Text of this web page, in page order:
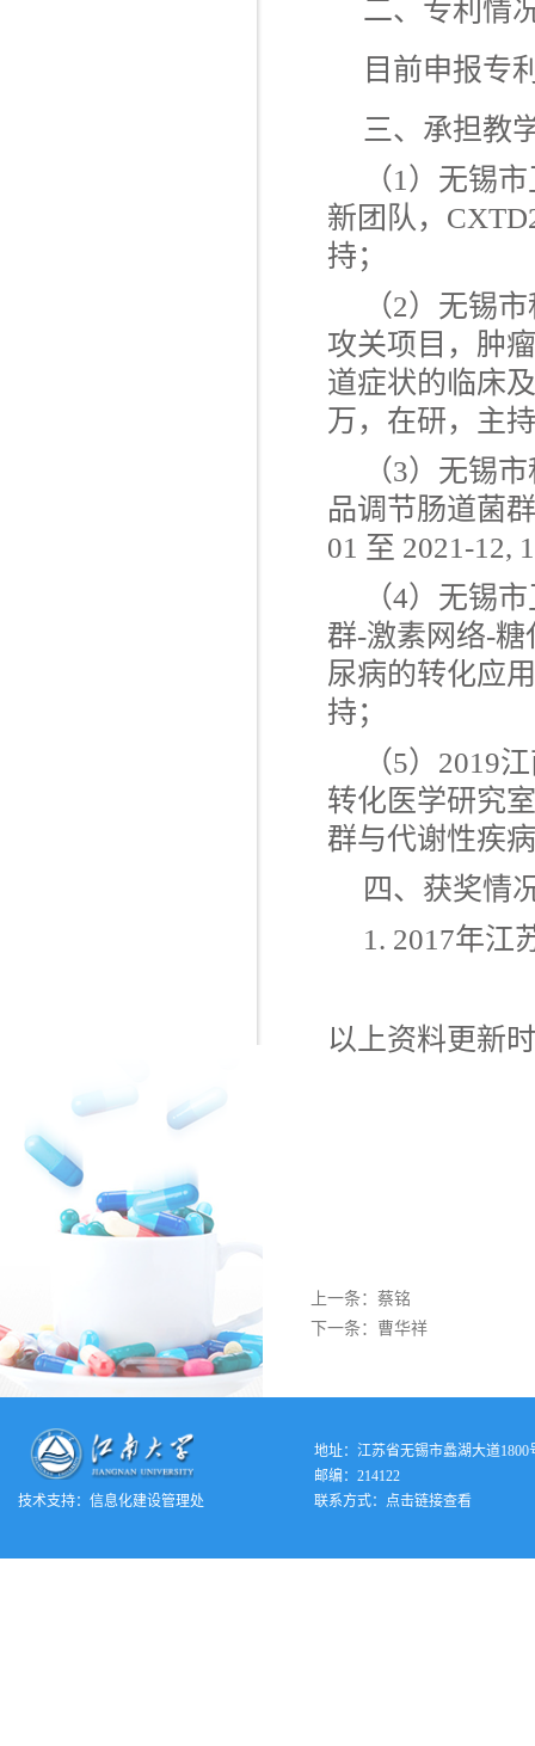
二、专利情
目前申报专
三、承担教
（1 ）无锡
新团队，
持；
（2）无锡
攻关项目，肿
道症状的临床
万，在研，主
（3）无锡
品调节肠道菌
01 至 2021-12,
（4）无锡
群-激素网络-糖
尿病的转化应
持；
（5） 2019
转化医学研究
群与代谢性疾
四、获奖情
1. 2017年江
以上资料更新
上一条： 蔡铭
下一条： 曹华祥
技术支持： 信息化建设管理处
地址：江苏省无锡市蠡湖大道1800
邮编：214122
联系方式：
点击链接查看